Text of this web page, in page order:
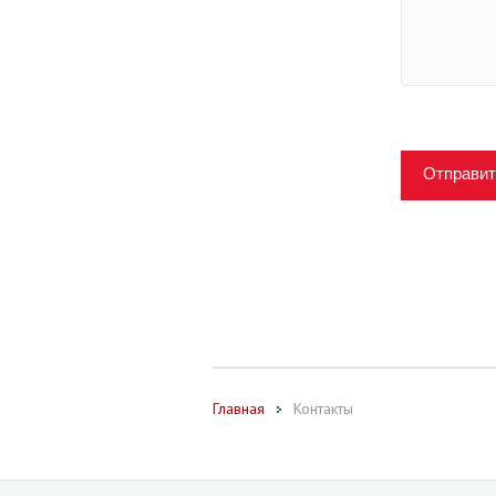
Главная Контакты